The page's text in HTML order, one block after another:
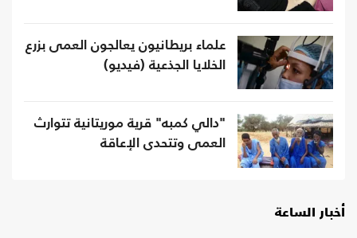
علماء بريطانيون يعالجون العمى بزرع
الخلايا الجذعية (فيديو)
"دالي كمبه" قرية موريتانية تتوارث
العمى وتتحدى الإعاقة
أخبار الساعة